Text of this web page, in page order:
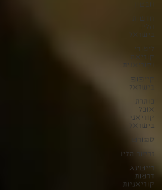
וובטון
חדשות
הליו
בישראל
לימודי
קוריאה
וקוריאנית
קייפופ
בישראל
כותרת
אוכל
קוריאני
בישראל
ספורט
זרקור הליו
רייטינג
דרמות
קוריאניות